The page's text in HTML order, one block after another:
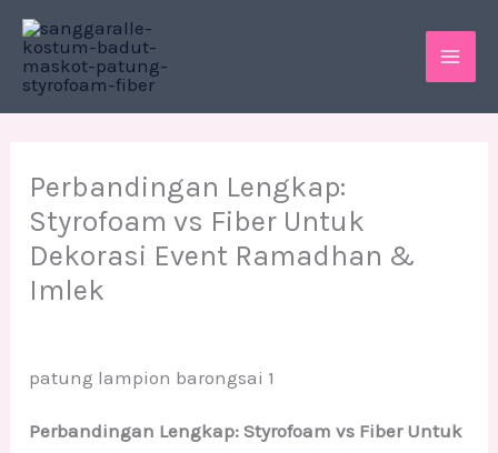
Skip
content
Perbandingan Lengkap:
Styrofoam vs Fiber Untuk
Dekorasi Event Ramadhan &
Imlek
patung lampion barongsai 1
Perbandingan Lengkap: Styrofoam vs Fiber Untuk